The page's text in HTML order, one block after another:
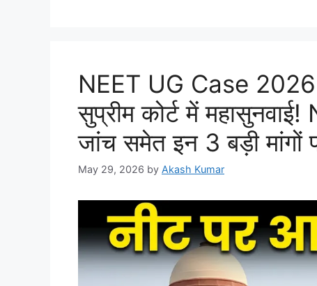
NEET UG Case
सुप्रीम कोर्ट में
जांच समेत इन 3 बड़ी
May 29, 2026 by Akash Kumar